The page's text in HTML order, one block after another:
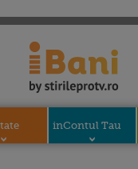
inContul Tau